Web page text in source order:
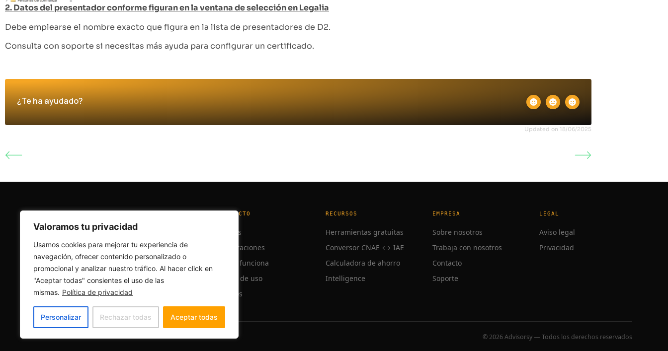
Valoramos tu privacidad
Usamos cookies para mejorar tu experiencia de
navegación, ofrecer contenido personalizado o
promocional y analizar nuestro tráfico. Al hacer click en
"Aceptar todas" consientes el uso de las
mismas. Política de privacidad
Personalizar Rechazar todas Aceptar todas
2. Datos del presentador conforme figuran en la ventana de selección en Legalia
Debe emplearse el nombre exacto que figura en la lista de presentadores de D2.
Consulta con soporte si necesitas más ayuda para configurar un certificado.
¿Te ha ayudado?
Updated on 18/06/2025
PRODUCTO
Robots
Integraciones
Cómo funciona
Casos de uso
Precios
RECURSOS
Herramientas gratuitas
Conversor CNAE ↔ IAE
Calculadora de ahorro
Intelligence
EMPRESA
Sobre nosotros
Trabaja con nosotros
Contacto
Soporte
LEGAL
Aviso legal
Privacidad
© 2026 Advisorsy — Todos los derechos reservados